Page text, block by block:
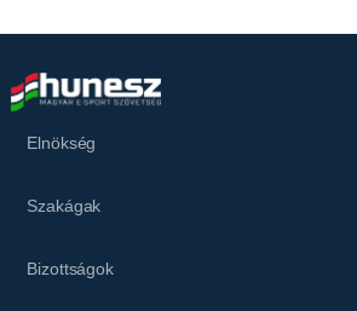
Elnökség
Szakágak
Bizottságok